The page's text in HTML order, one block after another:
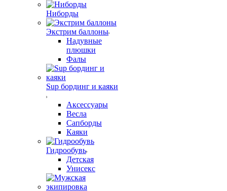
Ниборды
Экстрим баллоны
Надувные
плюшки
Фалы
Sup бординг и каяки
Аксессуары
Весла
Сапборды
Каяки
Гидрообувь
Детская
Унисекс